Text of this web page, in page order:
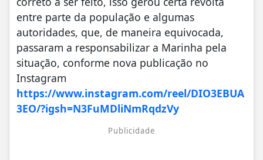
entre parte da população e algumas
autoridades, que, de maneira equivocada,
passaram a responsabilizar a Marinha pela
situação, conforme nova publicação no
Instagram
https://www.instagram.com/reel/DIO3EBUA
3EO/?igsh=N3FuMDliNmRqdzVy
Publicidade